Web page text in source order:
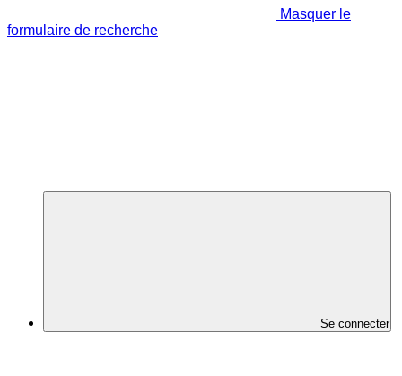
Masquer le
formulaire de recherche
Se connecter